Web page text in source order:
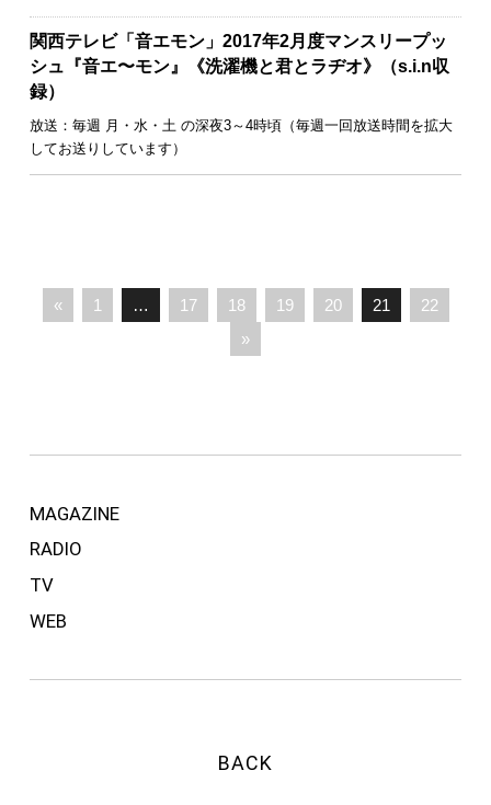
関西テレビ「音エモン」2017年2月度マンスリープッ
シュ『音エ〜モン』《洗濯機と君とラヂオ》（s.i.n収
録）
放送：毎週 月・水・土 の深夜3～4時頃（毎週一回放送時間を拡大
してお送りしています）
« 1 … 17 18 19 20 21
22
»
MAGAZINE
RADIO
TV
WEB
BACK